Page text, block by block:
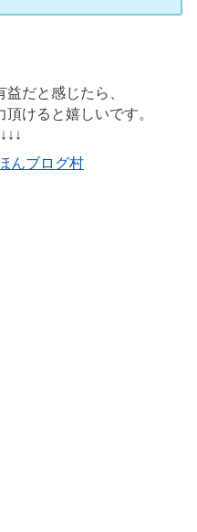
だと感じたら、
けると嬉しいです。
んブログ村